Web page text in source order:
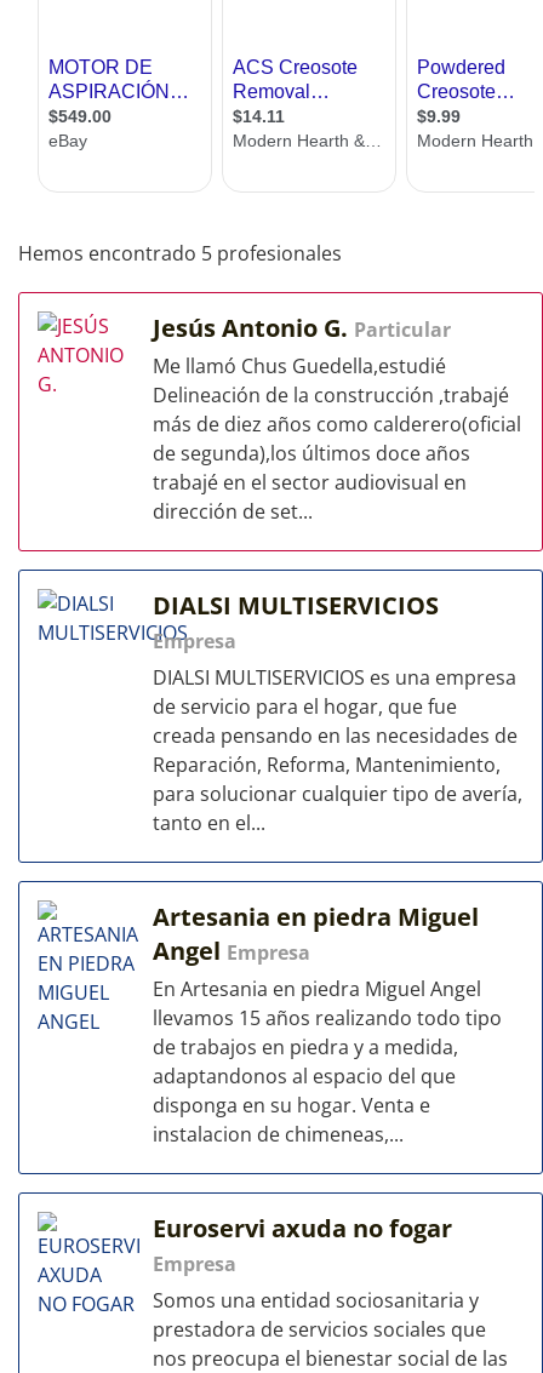
Hemos encontrado 5 profesionales
Jesús Antonio G. Particular
Me llamó Chus Guedella,estudié
Delineación de la construcción ,trabajé
más de diez años como calderero(oficial
de segunda),los últimos doce años
trabajé en el sector audiovisual en
dirección de set...
DIALSI MULTISERVICIOS
Empresa
DIALSI MULTISERVICIOS es una empresa
de servicio para el hogar, que fue
creada pensando en las necesidades de
Reparación, Reforma, Mantenimiento,
para solucionar cualquier tipo de avería,
tanto en el...
Artesania en piedra Miguel
Angel Empresa
En Artesania en piedra Miguel Angel
llevamos 15 años realizando todo tipo
de trabajos en piedra y a medida,
adaptandonos al espacio del que
disponga en su hogar. Venta e
instalacion de chimeneas,...
Euroservi axuda no fogar
Empresa
Somos una entidad sociosanitaria y
prestadora de servicios sociales que
nos preocupa el bienestar social de las